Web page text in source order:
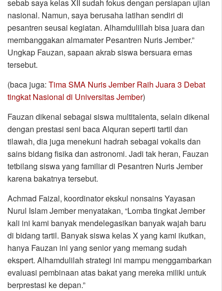
sebab saya kelas XII sudah fokus dengan persiapan ujian
nasional. Namun, saya berusaha latihan sendiri di
pesantren seusai kegiatan. Alhamdulillah bisa juara dan
membanggakan almamater Pesantren Nuris Jember.”
Ungkap Fauzan, sapaan akrab siswa bersuara emas
tersebut.
(baca juga: Tima SMA Nuris Jember Raih Juara 3 Debat
tingkat Nasional di Universitas Jember)
Fauzan dikenal sebagai siswa multitalenta, selain dikenal
dengan prestasi seni baca Alquran seperti tartil dan
tilawah, dia juga menekuni hadrah sebagai vokalis dan
sains bidang fisika dan astronomi. Jadi tak heran, Fauzan
tetbilang siswa yang familiar di Pesantren Nuris Jember
karena bakatnya tersebut.
Achmad Faizal, koordinator ekskul nonsains Yayasan
Nurul Islam Jember menyatakan, “Lomba tingkat Jember
kali ini kami banyak mendelegasikan banyak wajah baru
di bidang tartil. Banyak siswa kelas X yang kami ikutkan,
hanya Fauzan ini yang senior yang memang sudah
ekspert. Alhamdulilah strategi ini mampu menggambarkan
evaluasi pembinaan atas bakat yang mereka miliki untuk
berprestasi ke depan.”